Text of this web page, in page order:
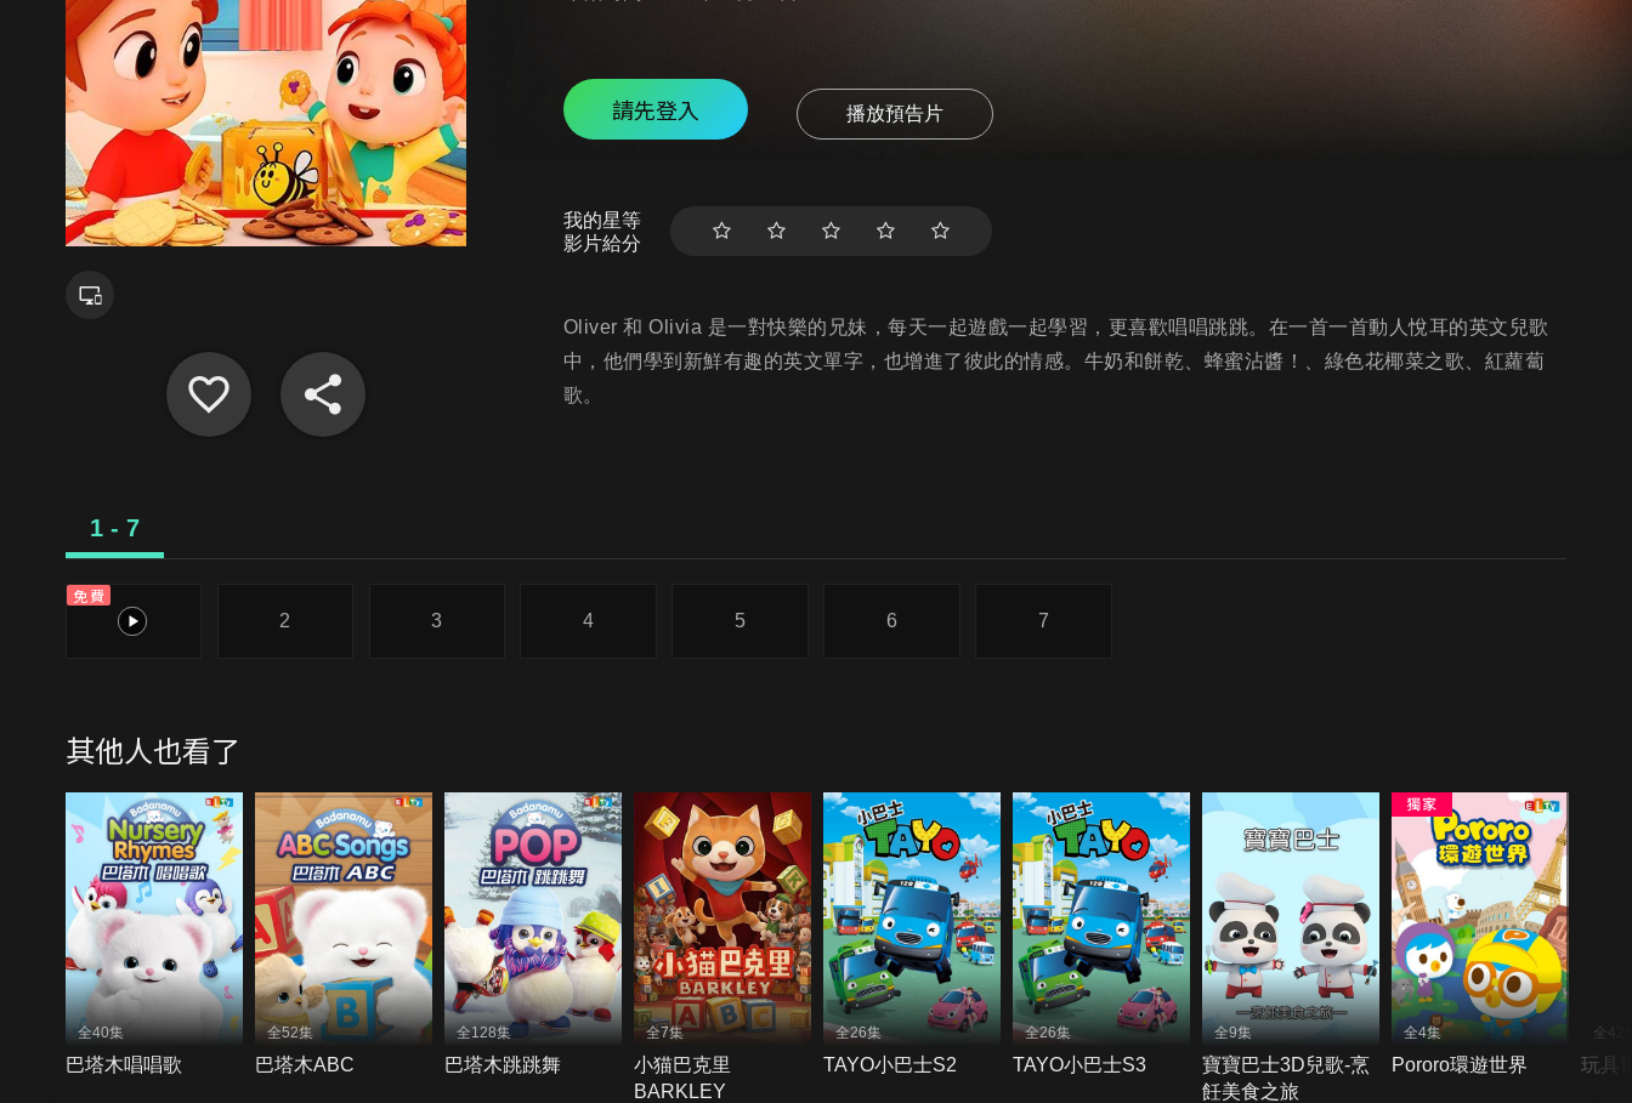
請先登入 播放預告片
我的星等
影片給分
Oliver 和 Olivia 是一對快樂的兄妹，每天一起遊戲一起學習，更喜歡唱唱跳跳。在一首一首動人悅耳的英文兒歌
中，他們學到新鮮有趣的英文單字，也增進了彼此的情感。牛奶和餅乾、蜂蜜沾醬！、綠色花椰菜之歌、紅蘿蔔
歌。
1 - 7
免費
1
2 3 4 5 6 7
其他人也看了
全40集
巴塔木唱唱歌
全52集
巴塔木ABC
全128集
巴塔木跳跳舞
全7集
小猫巴克里
BARKLEY
全26集
TAYO小巴士S2
全26集
TAYO小巴士S3
全9集
寶寶巴士3D兒歌-烹
飪美食之旅
全4集
Pororo環遊世界
全42
玩具